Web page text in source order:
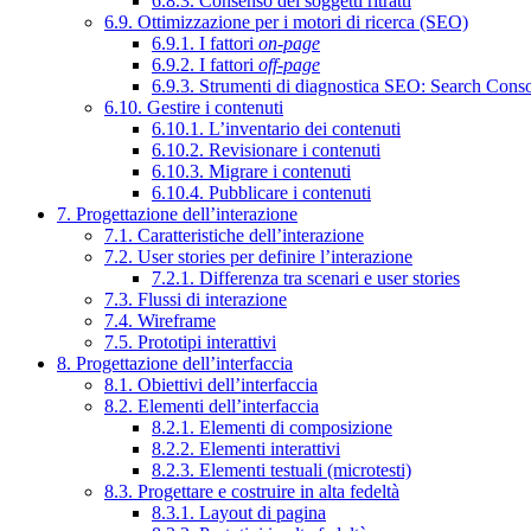
6.9. Ottimizzazione per i motori di ricerca (SEO)
6.9.1. I fattori on-page
6.9.2. I fattori off-page
6.9.3. Strumenti di diagnostica SEO: Search
6.10. Gestire i contenuti
6.10.1. L’inventario dei contenuti
6.10.2. Revisionare i contenuti
6.10.3. Migrare i contenuti
6.10.4. Pubblicare i contenuti
7. Progettazione dell’interazione
7.1. Caratteristiche dell’interazione
7.2. User stories per definire l’interazione
7.2.1. Differenza tra scenari e user stories
7.3. Flussi di interazione
7.4. Wireframe
7.5. Prototipi interattivi
8. Progettazione dell’interfaccia
8.1. Obiettivi dell’interfaccia
8.2. Elementi dell’interfaccia
8.2.1. Elementi di composizione
8.2.2. Elementi interattivi
8.2.3. Elementi testuali (microtesti)
8.3. Progettare e costruire in alta fedeltà
8.3.1. Layout di pagina